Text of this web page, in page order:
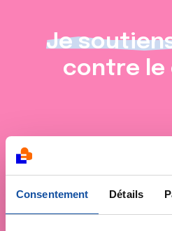
Consentement Détails
Je
contre le